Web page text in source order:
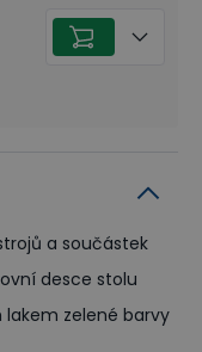
a součástek
desce stolu
zelené barvy